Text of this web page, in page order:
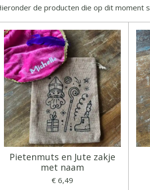
de producten die op dit moment
Pietenmuts en Jute zakje
met naam
€ 6,49